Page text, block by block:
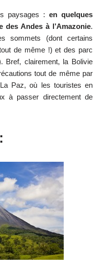
paysages :en quelques
des Andes à l’Amazonie.
sommets (dont certains
de même !) et des parc
Bref, clairement, la Bolivie
tout de même par
Paz, où les touristes en
à passer directement de